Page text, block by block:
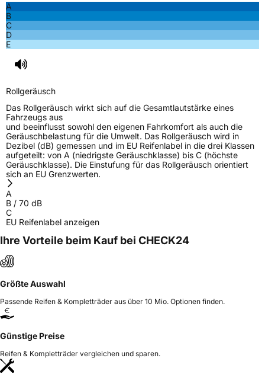
A
B
C
D
E
Rollgeräusch
Das Rollgeräusch wirkt sich auf die Gesamtlautstärke eines
Fahrzeugs aus
und beeinflusst sowohl den eigenen Fahrkomfort als auch die
Geräuschbelastung für die Umwelt. Das Rollgeräusch wird in
Dezibel (dB) gemessen und im EU Reifenlabel in die drei Klassen
aufgeteilt: von A (niedrigste Geräuschklasse) bis C (höchste
Geräuschklasse). Die Einstufung für das Rollgeräusch orientiert
sich an EU Grenzwerten.
A
B / 70 dB
C
EU Reifenlabel anzeigen
Ihre Vorteile beim Kauf bei CHECK24
Größte Auswahl
Passende Reifen & Kompletträder aus über 10 Mio. Optionen finden.
Günstige Preise
Reifen & Kompletträder vergleichen und sparen.